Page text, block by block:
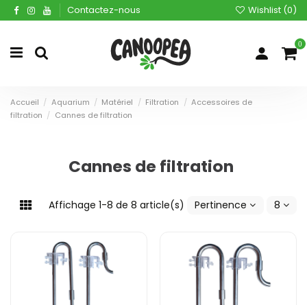
Contactez-nous Wishlist (0)
0
Accueil Aquarium Matériel Filtration
Accessoires de
filtration
Cannes de filtration
Cannes de filtration
Affichage 1-8 de 8 article(s) Pertinence 8